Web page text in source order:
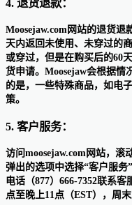
4. 退货退款：
Moosejaw.com网站的退货退
天内返回未使用、未穿过的
或穿过，但是在购买后的60
货申请。Moosejaw会根据情
的是，一些特殊商品，如电
策。
5. 客户服务：
访问moosejaw.com网站，滚
弹出的选项中选择“客户服务
电话（877）666-7352联系
点至晚上11点（EST），周